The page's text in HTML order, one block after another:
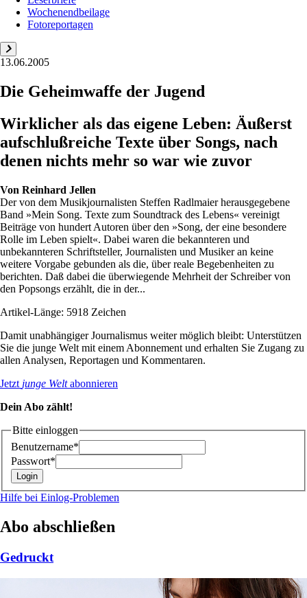
Wochenendbeilage
Fotoreportagen
13.06.2005
Die Geheimwaffe der Jugend
Wirklicher als das eigene Leben: Äußerst
aufschlußreiche Texte über Songs, nach
denen nichts mehr so war wie zuvor
Von Reinhard Jellen
Der von dem Musikjournalisten Steffen Radlmaier herausgegebene
Band »Mein Song. Texte zum Soundtrack des Lebens« vereinigt
Beiträge von hundert Autoren über den »Song, der eine besondere
Rolle im Leben spielt«. Dabei waren die bekannteren und
unbekannteren Schriftsteller, Journalisten und Musiker an keine
weitere Vorgabe gebunden als die, über reale Begebenheiten zu
berichten. Daß dabei die überwiegende Mehrheit der Schreiber von
den Popsongs erzählt, die in der...
Artikel-Länge: 5918 Zeichen
Damit unabhängiger Journalismus weiter möglich bleibt: Unterstützen
Sie die junge Welt mit einem Abonnement und erhalten Sie Zugang zu
allen Analysen, Reportagen und Kommentaren.
Jetzt junge Weltabonnieren
Dein Abo zählt!
Bitte einloggen
Benutzername*
Passwort*
Hilfe bei Einlog-Problemen
Abo abschließen
Gedruckt